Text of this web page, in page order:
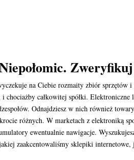
na Ciebie rozmaity zbiór sprzętów
chociażby całkowitej spółki.
Odnajdziesz w nich również
różnych. W marketach z elektroniką
ewentualnie nawigacje.
zaakcentowaliśmy sklepiki